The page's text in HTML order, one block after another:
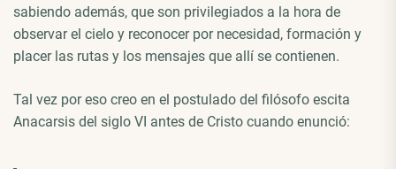
sabiendo además, que son privilegiados a la hora de
observar el cielo y reconocer por necesidad, formación y
placer las rutas y los mensajes que allí se contienen.
Tal vez por eso creo en el postulado del filósofo escita
Anacarsis del siglo VI antes de Cristo cuando enunció: